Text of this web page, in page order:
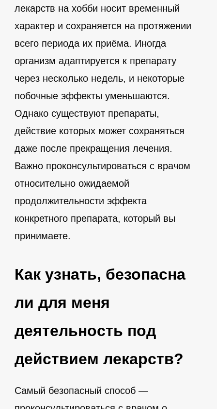
лекарств на хобби носит временный
характер и сохраняется на протяжении
всего периода их приёма. Иногда
организм адаптируется к препарату
через несколько недель, и некоторые
побочные эффекты уменьшаются.
Однако существуют препараты,
действие которых может сохраняться
даже после прекращения лечения.
Важно проконсультироваться с врачом
относительно ожидаемой
продолжительности эффекта
конкретного препарата, который вы
принимаете.
Как узнать, безопасна
ли для меня
деятельность под
действием лекарств?
Самый безопасный способ —